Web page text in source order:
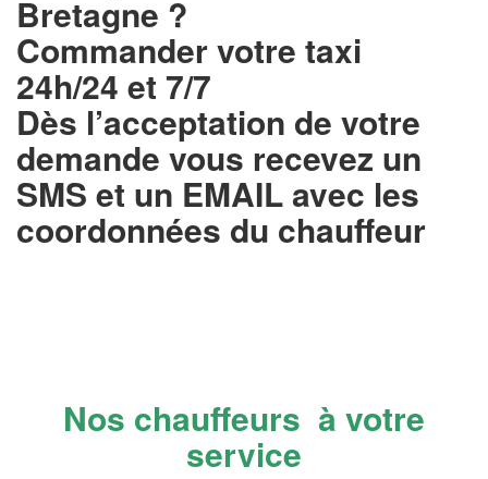
Bretagne ?
Commander votre taxi
24h/24 et 7/7
Dès l’acceptation de votre
demande vous recevez un
SMS et un EMAILavec les
coordonnées du chauffeur
Nos chauffeurs à votre
service